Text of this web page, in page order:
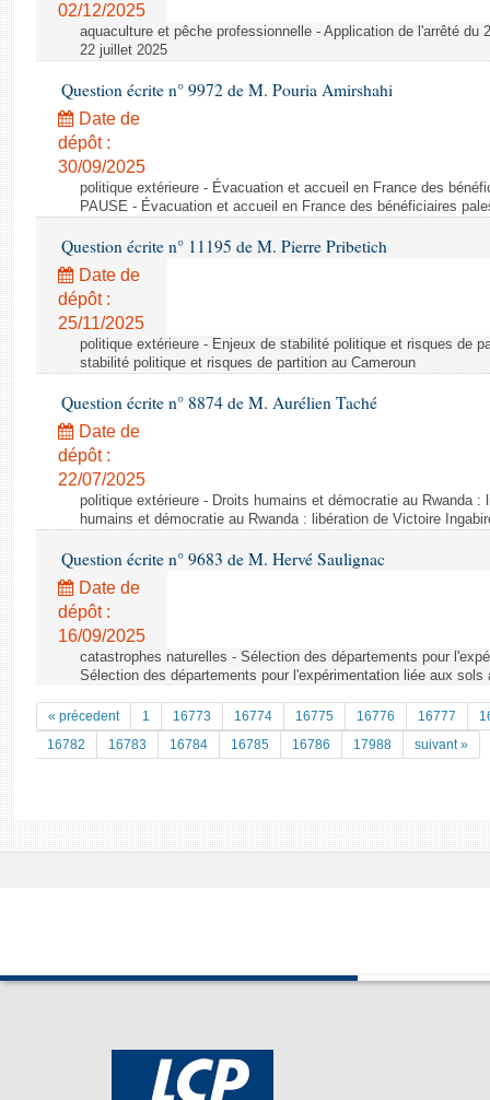
02/12/2025
aquaculture et pêche professionnelle - Application de l'arrêté du
22 juillet 2025
Question écrite n° 9972 de M. Pouria Amirshahi
Date de
dépôt :
30/09/2025
politique extérieure - Évacuation et accueil en France des
PAUSE - Évacuation et accueil en France des bénéficiaires
Question écrite n° 11195 de M. Pierre Pribetich
Date de
dépôt :
25/11/2025
politique extérieure - Enjeux de stabilité politique et risques de
stabilité politique et risques de partition au Cameroun
Question écrite n° 8874 de M. Aurélien Taché
Date de
dépôt :
22/07/2025
politique extérieure - Droits humains et démocratie au Rwanda :
humains et démocratie au Rwanda : libération de Victoire
Question écrite n° 9683 de M. Hervé Saulignac
Date de
dépôt :
16/09/2025
catastrophes naturelles - Sélection des départements pour
Sélection des départements pour l'expérimentation liée aux sols
« précedent 1 16773 16774 16775 16776 16777
16782
16783 16784 16785 16786 17988 suivant »